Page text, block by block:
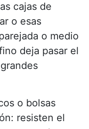
cajas de
o esas
o medio
deja pasar el
o bolsas
resisten el